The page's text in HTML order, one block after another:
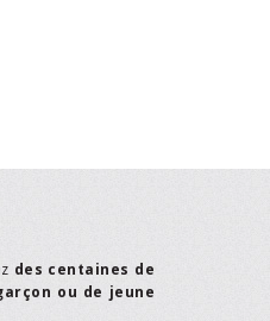
des centaines de
ou de jeune